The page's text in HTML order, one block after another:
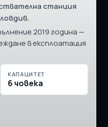
станция
2019 година —
в експлоатация
КАПАЦИТЕТ
6 човека